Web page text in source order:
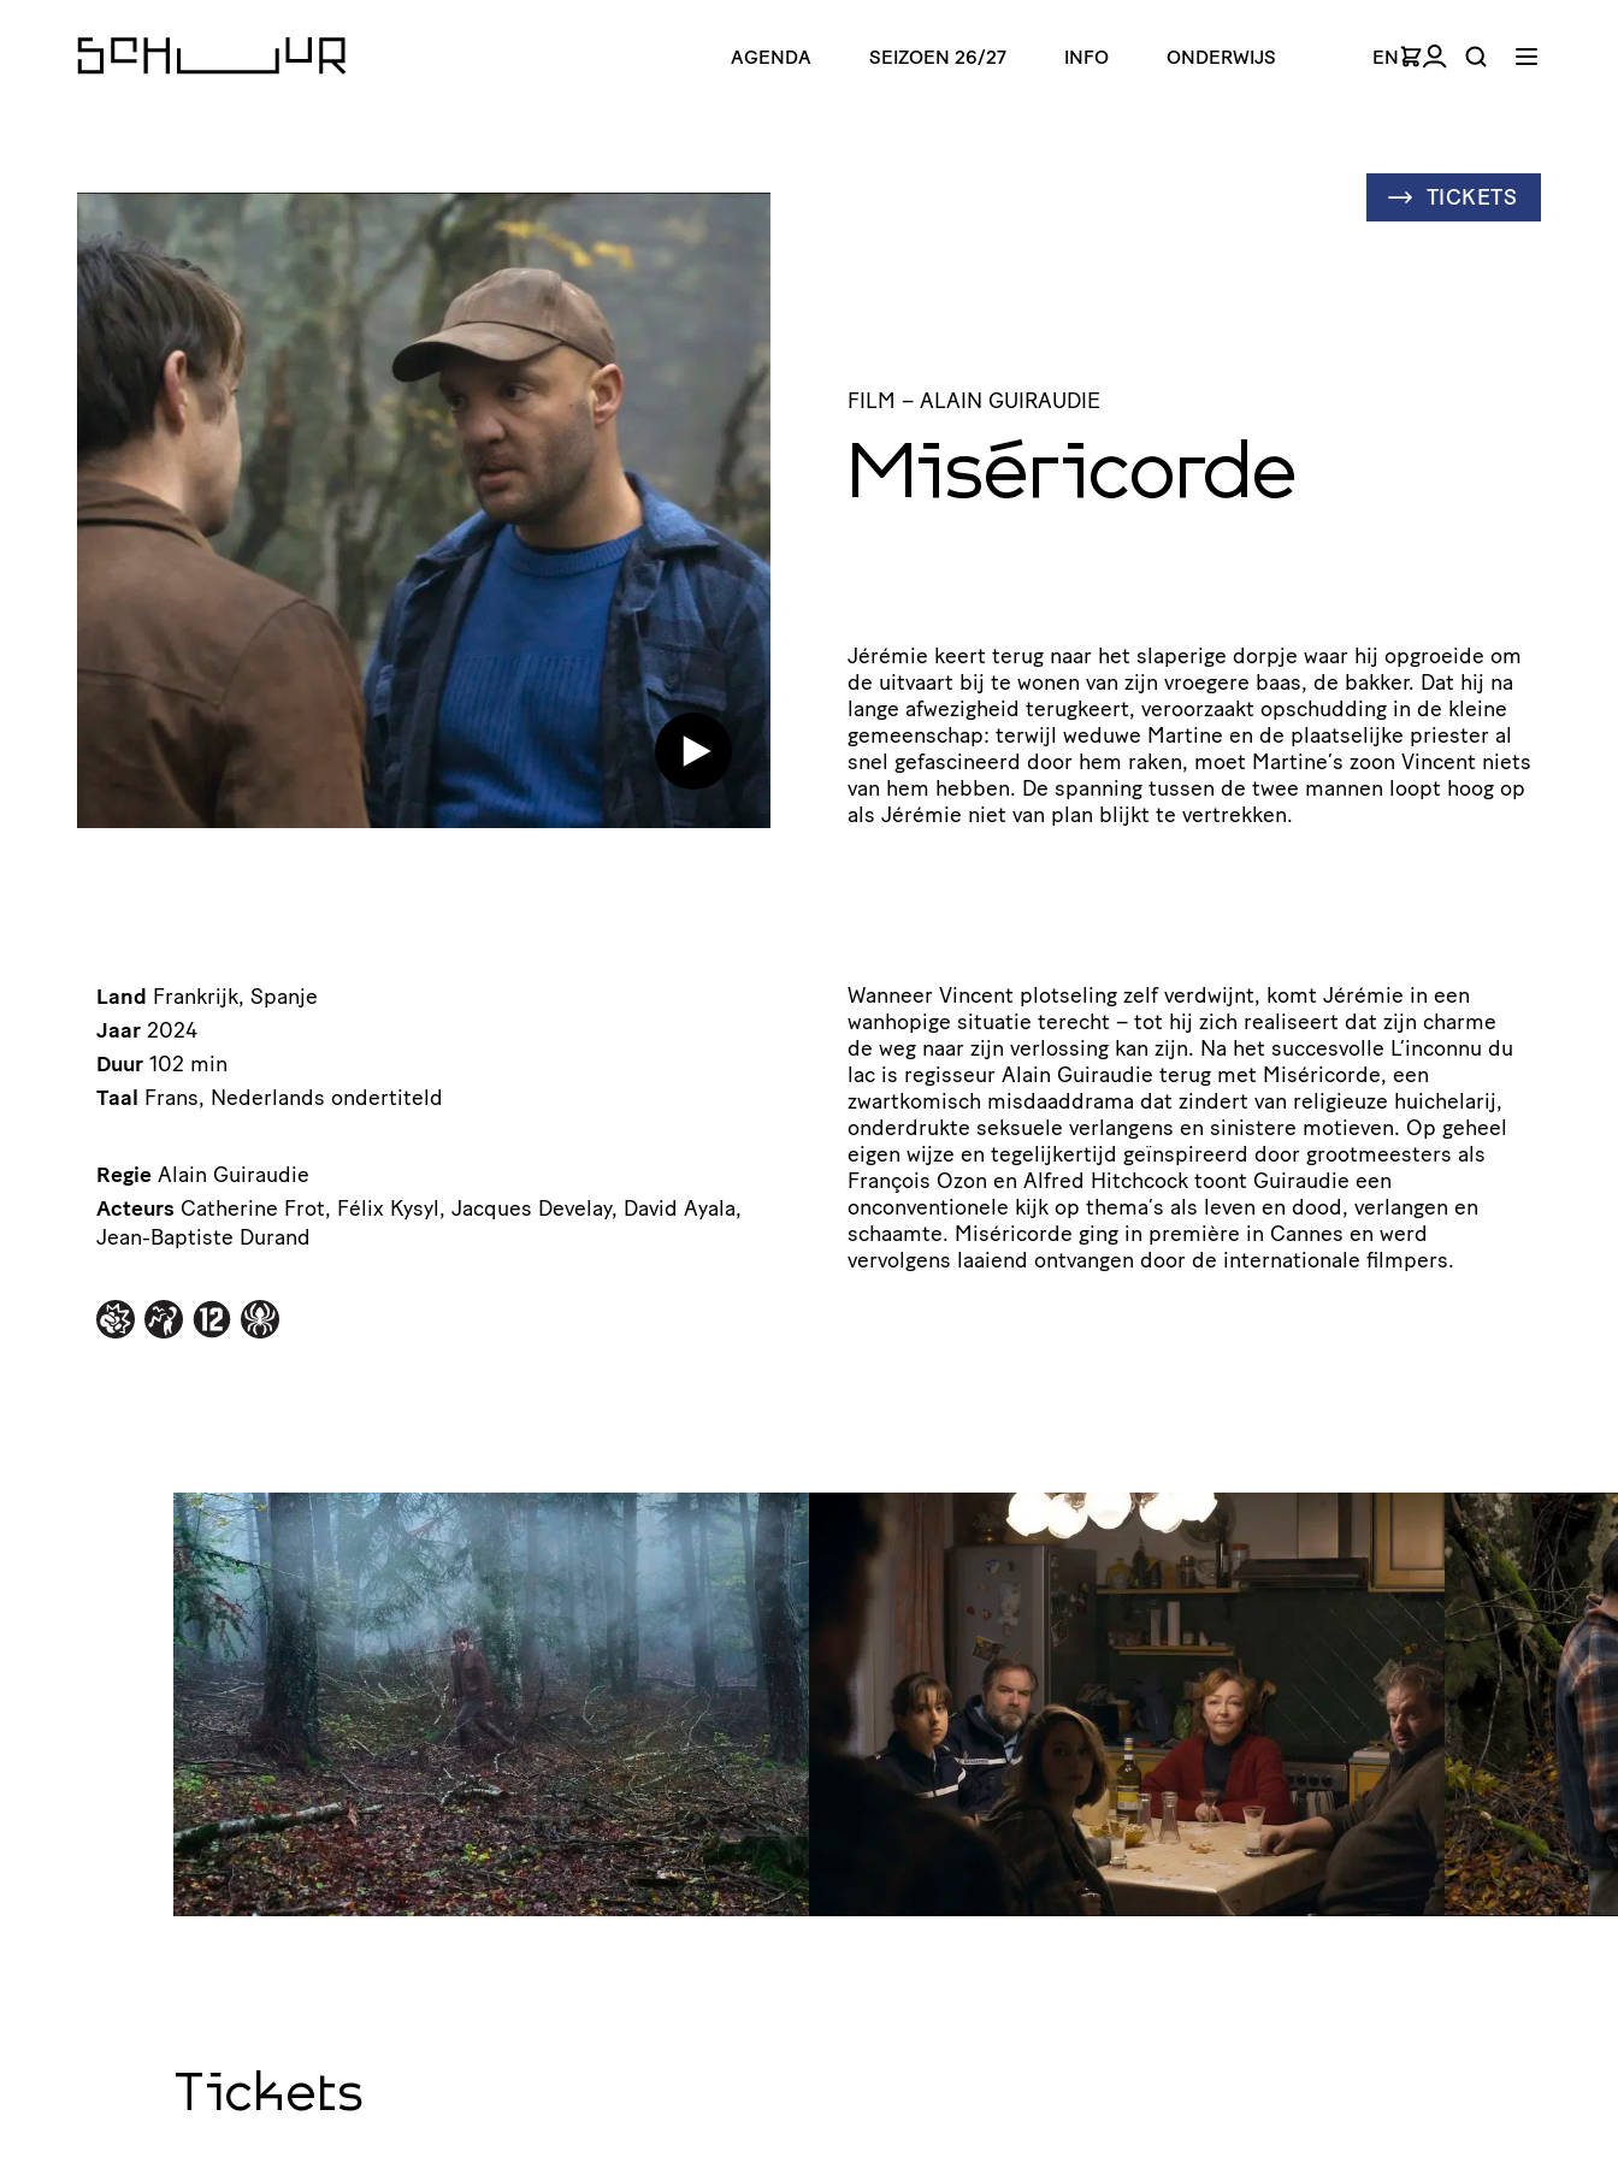
AGENDA SEIZOEN 26/27 INFO ONDERWIJS EN
TICKETS
FILM – ALAIN GUIRAUDIE
Miséricorde
Jérémie keert terug naar het slaperige dorpje waar hij opgroeide om
de uitvaart bij te wonen van zijn vroegere baas, de bakker. Dat hij na
lange afwezigheid terugkeert, veroorzaakt opschudding in de kleine
gemeenschap: terwijl weduwe Martine en de plaatselijke priester al
snel gefascineerd door hem raken, moet Martine’s zoon Vincent niets
van hem hebben. De spanning tussen de twee mannen loopt hoog op
als Jérémie niet van plan blijkt te vertrekken.
Wanneer Vincent plotseling zelf verdwijnt, komt Jérémie in een
wanhopige situatie terecht – tot hij zich realiseert dat zijn charme
de weg naar zijn verlossing kan zijn. Na het succesvolle L’inconnu du
lac is regisseur Alain Guiraudie terug met Miséricorde, een
zwartkomisch misdaaddrama dat zindert van religieuze huichelarij,
onderdrukte seksuele verlangens en sinistere motieven. Op geheel
eigen wijze en tegelijkertijd geïnspireerd door grootmeesters als
François Ozon en Alfred Hitchcock toont Guiraudie een
onconventionele kijk op thema’s als leven en dood, verlangen en
schaamte. Miséricorde ging in première in Cannes en werd
vervolgens laaiend ontvangen door de internationale filmpers.
Land Frankrijk, Spanje
Jaar 2024
Duur 102 min
Taal Frans, Nederlands ondertiteld
Regie Alain Guiraudie
Acteurs Catherine Frot, Félix Kysyl, Jacques Develay, David Ayala,
Jean-Baptiste Durand
Tickets